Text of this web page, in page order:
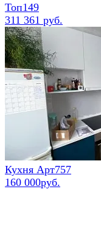
Топ149
311 361 руб.
Кухня Арт757
160 000руб.